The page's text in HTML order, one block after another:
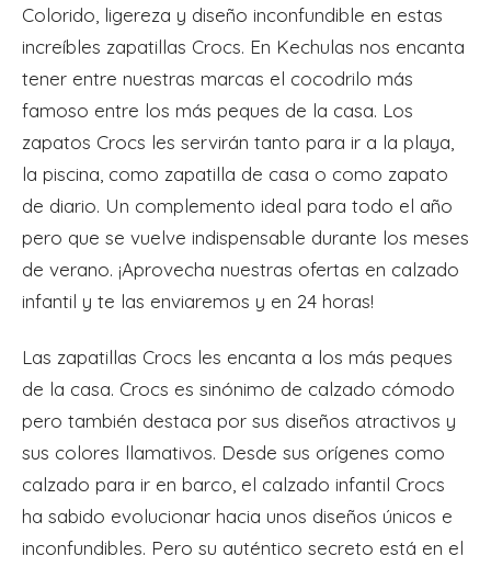
Colorido, ligereza y diseño inconfundible en estas
increíbles zapatillas Crocs. En Kechulas nos encanta
tener entre nuestras marcas el cocodrilo más
famoso entre los más peques de la casa. Los
zapatos Crocs les servirán tanto para ir a la playa,
la piscina, como zapatilla de casa o como zapato
de diario. Un complemento ideal para todo el año
pero que se vuelve indispensable durante los meses
de verano. ¡Aprovecha nuestras ofertas en calzado
infantil y te las enviaremos y en 24 horas!
Las zapatillas Crocs les encanta a los más peques
de la casa. Crocs es sinónimo de calzado cómodo
pero también destaca por sus diseños atractivos y
sus colores llamativos. Desde sus orígenes como
calzado para ir en barco, el calzado infantil Crocs
ha sabido evolucionar hacia unos diseños únicos e
inconfundibles. Pero su auténtico secreto está en el